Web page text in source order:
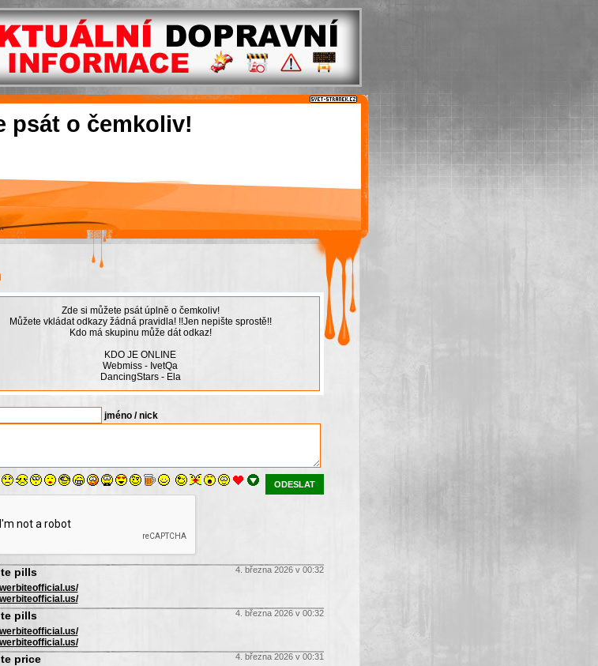
psát o čemkoliv!
Zde si můžete psát úplně o čemkoliv!
Můžete vkládat odkazy žádná pravidla! !!Jen nepište sprostě!!
Kdo má skupinu může dát odkaz!
KDO JE ONLINE
Webmiss - IvetQa
DancingStars - Ela
jméno / nick
ODESLAT
4. března 2026 v 00:32
pills
4. března 2026 v 00:32
pills
4. března 2026 v 00:31
price